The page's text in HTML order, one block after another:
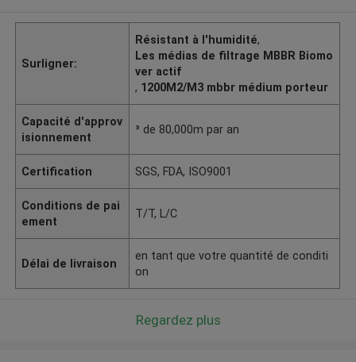
Surligner:
Résistant à l'humidité,
Les médias de filtrage MBBR Biomo
ver actif
, 1200M2/M3 mbbr médium porteur
Capacité d'approv
isionnement
³ de 80,000m par an
Certification SGS, FDA, ISO9001
Conditions de pai
ement
T/T, L/C
Délai de livraison
en tant que votre quantité de conditi
on
Regardez plus